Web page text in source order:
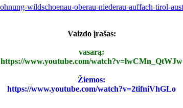
Vaizdo įrašas:
vasarą:
https://www.youtube.com/watch?v=lwCMn_QtWJw
Žiemos:
https://www.youtube.com/watch?v=2tifniVhGLo